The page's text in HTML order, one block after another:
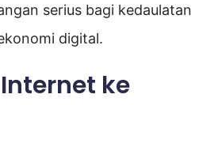
serius bagi kedaulatan
digital.
ke